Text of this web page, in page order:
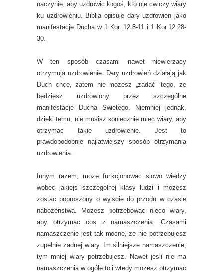
naczynie, aby uzdrowic kogoś, kto nie cwiczy wiary
ku uzdrowieniu. Biblia opisuje dary uzdrowien jako
manifestacje Ducha w 1 Kor. 12:8-11 i 1 Kor.12:28-
30.
W ten sposób czasami nawet niewierzacy
otrzymuja uzdrowienie. Dary uzdrowień działają jak
Duch chce, zatem nie mozesz „zadać” tego, ze
bedziesz uzdrowiony przez szczególne
manifestacje Ducha Swietego. Niemniej jednak,
dzieki temu, nie musisz koniecznie miec wiary, aby
otrzymac takie uzdrowienie. Jest to
prawdopodobnie najlatwiejszy sposób otrzymania
uzdrowienia.
Innym razem, moze funkcjonowac slowo wiedzy
wobec jakiejs szczególnej klasy ludzi i mozesz
zostac poproszony o wyjscie do przodu w czasie
nabozenstwa. Mozesz potrzebowac nieco wiary,
aby otrzymac cos z namaszczenia. Czasami
namaszczenie jest tak mocne, ze nie potrzebujesz
zupelnie zadnej wiary. Im silniejsze namaszczenie,
tym mniej wiary potrzebujesz. Nawet jesli nie ma
namaszczenia w ogóle to i wtedy mozesz otrzymac